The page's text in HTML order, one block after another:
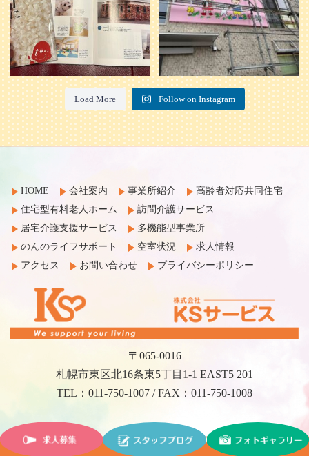
Load More Follow on Instagram
HOME 会社案内 事業所紹介
高齢者対応共同住宅
住宅型有料老人ホーム
訪問介護サービス
居宅介護支援サービス
多機能型事業所
のんのライフサポート
空室状況
求人情報
アクセス
お問い合わせ プライバシーポリシー
〒065-0016
札幌市東区北16条東5丁目1-1 EAST5 201
TEL：011-750-1007 / FAX：011-750-1008
©2017 KS Service